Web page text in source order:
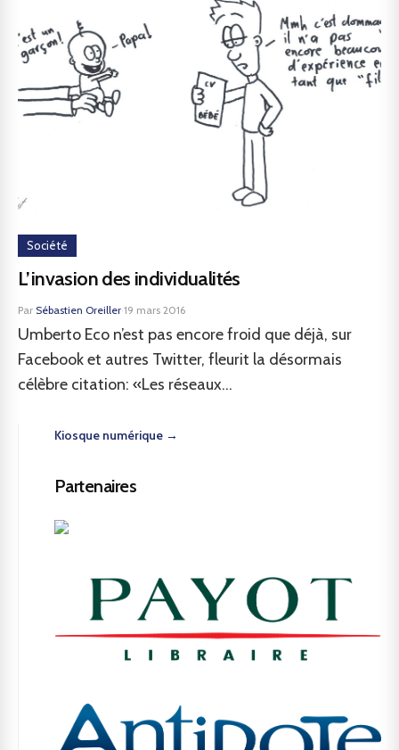
Société
L’invasion des individualités
Par Sébastien Oreiller·19 mars 2016
Umberto Eco n’est pas encore froid que déjà, sur
Facebook et autres Twitter, fleurit la désormais
célèbre citation: «Les réseaux...
Kiosque numérique →
Partenaires